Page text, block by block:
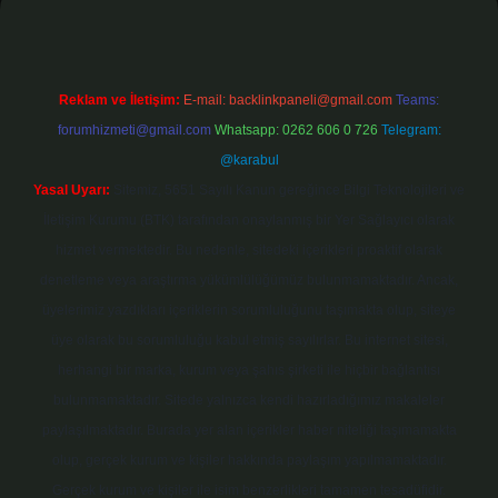
Reklam ve İletişim: E-mail: backlinkpaneli@gmail.com Teams:
forumhizmeti@gmail.com Whatsapp: 0262 606 0 726 Telegram:
@karabul
Yasal Uyarı: